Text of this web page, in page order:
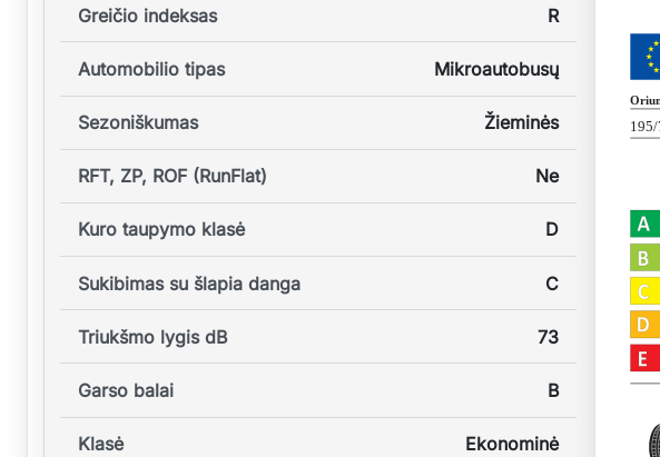
Greičio indeksas R
Automobilio tipas Mikroautobusų
Sezoniškumas Žieminės
RFT, ZP, ROF (RunFlat) Ne
Kuro taupymo klasė D
Sukibimas su šlapia danga C
Triukšmo lygis dB 73
Garso balai B
Klasė Ekonominė